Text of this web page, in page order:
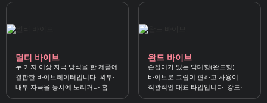
멀티 바이브
두 가지 이상 자극 방식을 한 제품에
결합한 바이브레이터입니다. 외부·
내부 자극을 동시에 노리거나 흡입
+진동처럼 기능을 조합해 입체적인
완드 바이브
손잡이가 있는 막대형(완드형)
바이브로 그립이 편하고 사용이
직관적인 대표 타입입니다. 강도·
패턴, 헤드 형태, 소재, 방수, 소음을